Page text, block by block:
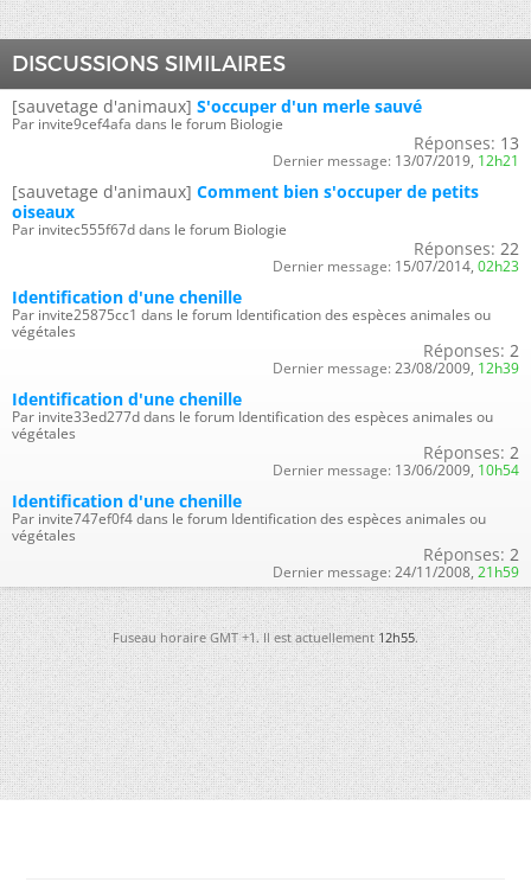
DISCUSSIONS SIMILAIRES
[sauvetage d'animaux] S'occuper d'un merle sauvé
Par invite9cef4afa dans le forum Biologie
Réponses: 13
Dernier message: 13/07/2019, 12h21
[sauvetage d'animaux] Comment bien s'occuper de petits
oiseaux
Par invitec555f67d dans le forum Biologie
Réponses: 22
Dernier message: 15/07/2014, 02h23
Identification d'une chenille
Par invite25875cc1 dans le forum Identification des espèces animales ou
végétales
Réponses: 2
Dernier message: 23/08/2009, 12h39
Identification d'une chenille
Par invite33ed277d dans le forum Identification des espèces animales ou
végétales
Réponses: 2
Dernier message: 13/06/2009, 10h54
Identification d'une chenille
Par invite747ef0f4 dans le forum Identification des espèces animales ou
végétales
Réponses: 2
Dernier message: 24/11/2008, 21h59
Fuseau horaire GMT +1. Il est actuellement 12h55.